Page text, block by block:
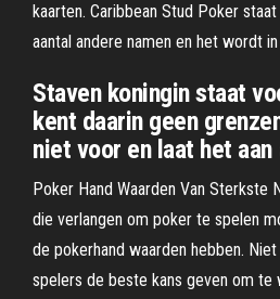
kaarten. Caribbean Stud Poker
aantal andere namen en het wordt
Staven koningin staat
kent daarin geen
niet voor en laat het aan
Poker Hand Waarden Van Sterkste
die verlangen om poker te spelen
de pokerhand waarden hebben.
spelers de beste kans geven om te